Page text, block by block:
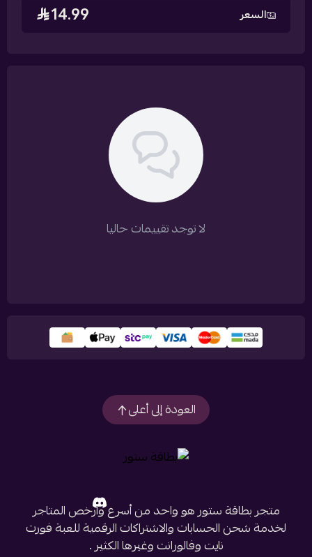
السعر 14.99
لا توجد تقييمات حاليا
العودة إلى أعلى
متجر بطاقة ستور هو واحد من أسرع وأرخص المتاجر
لخدمة شحن الحسابات والاشتراكات الرقمية للعبة فورت
نايت وفالورانت وغيرها الكثير .